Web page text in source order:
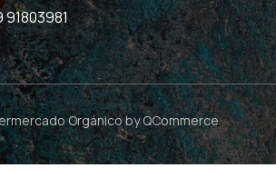
91803981
Orgánicoby QCommerce